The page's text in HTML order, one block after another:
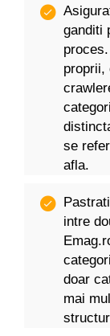
ganditi
proprii,
se
afla.
intre
doar
mai